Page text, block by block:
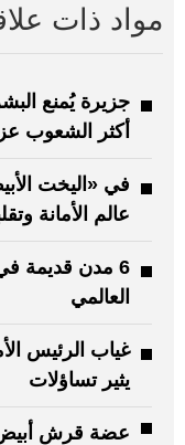
مواد ذات
جزيرة يُمنع
أكثر الشعوب
في «اليخت
عالم الأمانة
6 مدن قديمة
العالمي
غياب الرئيس
يثير تساؤلات
عضة قرش أبيض